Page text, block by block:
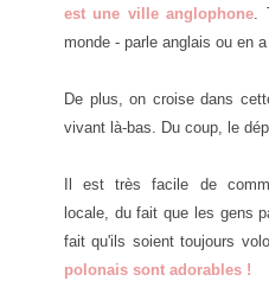
est une ville anglophone.
monde - parle anglais ou en
De plus, on croise dans
vivant là-bas. Du coup, le
Il est très facile de
locale, du fait que les gens
fait qu'ils soient toujours
polonais sont adorables !